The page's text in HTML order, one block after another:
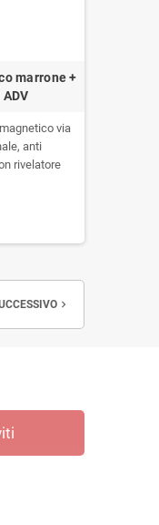
marrone +
via
anti
rivelatore
navigate_next